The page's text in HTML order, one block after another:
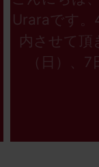
Uraraです。
内させて頂
（日）、